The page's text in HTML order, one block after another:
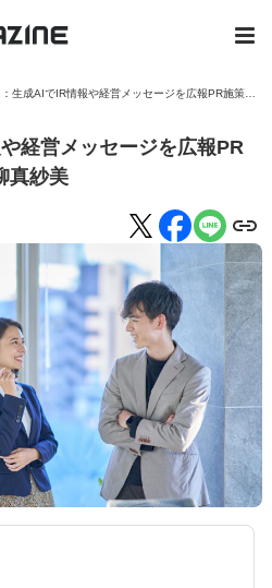
第3回：生成AIでIR情報や経営メッセージを広報PR施策に取り入れる｜青柳真紗美
経営メッセージを広報PR
真紗美